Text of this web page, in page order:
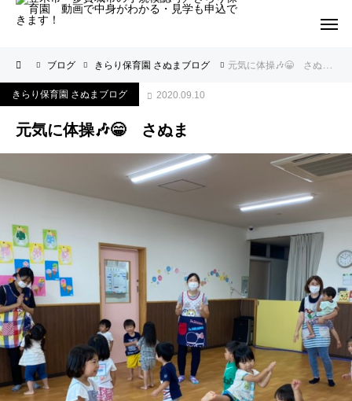
ブログ きらり保育園 さぬまブログ 元気に体操🎶😁 さぬま
きらり保育園 さぬまブログ 2020.09.10
元気に体操🎶😁 さぬま